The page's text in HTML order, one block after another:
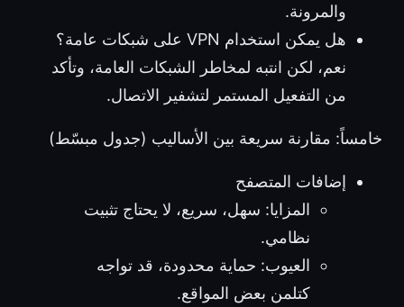
والمرونة.
هل يمكن استخدام VPN على شبكات عامة؟
نعم، لكن انتبه لمخاطر الشبكات العامة، وتأكد
من التفعيل المستمر لتشفير الاتصال.
خامساً: مقارنة سريعة بين الأساليب (جدول مبسّط)
إضافات المتصفح
المزايا: سهل، سريع، لا يحتاج تثبيت
نظامي.
العيوب: حماية محدودة، قد تواجه
كتلمن بعض المواقع.